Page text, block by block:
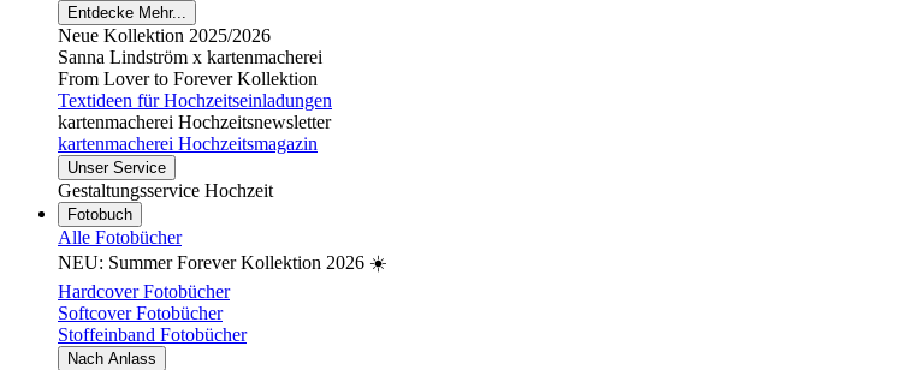
Entdecke Mehr...
Neue Kollektion 2025/2026
Sanna Lindström x kartenmacherei
From Lover to Forever Kollektion
Textideen für Hochzeitseinladungen
kartenmacherei Hochzeitsnewsletter
kartenmacherei Hochzeitsmagazin
Unser Service
Gestaltungsservice Hochzeit
Fotobuch
Alle Fotobücher
NEU: Summer Forever Kollektion 2026 ☀️
Hardcover Fotobücher
Softcover Fotobücher
Stoffeinband Fotobücher
Nach Anlass